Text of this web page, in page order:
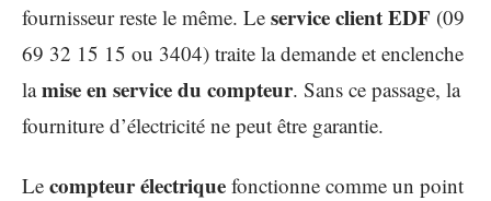
fournisseur reste le même. Le service client EDF (09
69 32 15 15 ou 3404) traite la demande et enclenche
lamise en service du compteur. Sans ce passage, la
fourniture d’électricité ne peut être garantie.
Le compteur électrique fonctionne comme un point